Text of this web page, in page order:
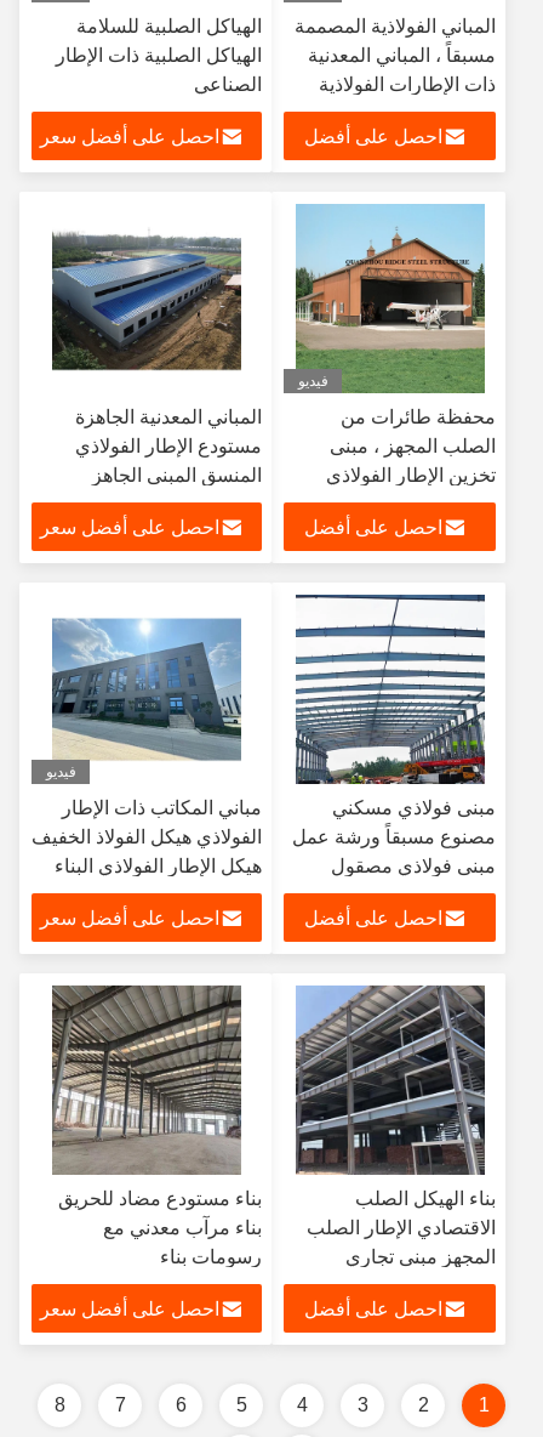
المباني الفولاذية المصممة
مسبقاً ، المباني المعدنية
ذات الإطارات الفولاذية
المسالكة الخفيفة
احصل على أفضل
الهياكل الصلبية للسلامة
الهياكل الصلبية ذات الإطار
الصناعي
احصل على أفضل سعر
فيديو
محفظة طائرات من
الصلب المجهز ، مبنى
تخزين الإطار الفولاذي
القوي
احصل على أفضل
المباني المعدنية الجاهزة
مستودع الإطار الفولاذي
المنسق المبنى الجاهز
احصل على أفضل سعر
مبنى فولاذي مسكني
مصنوع مسبقاً ورشة عمل
مبنى فولاذي مصقول
احصل على أفضل
فيديو
مباني المكاتب ذات الإطار
الفولاذي هيكل الفولاذ الخفيف
هيكل الإطار الفولاذي البناء
احصل على أفضل سعر
بناء الهيكل الصلب
الاقتصادي الإطار الصلب
المجهز مبنى تجاري
احصل على أفضل
بناء مستودع مضاد للحريق
بناء مرآب معدني مع
رسومات بناء
احصل على أفضل سعر
1
2
3
4
5
6
7
8